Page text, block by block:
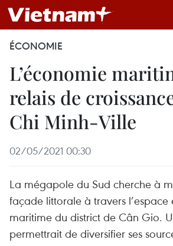
ÉCONOMIE
L’économie
relais de
Chi Minh-Ville
02/05/2021 00:30
La mégapole du Sud cherche à
façade littorale à travers
maritime du district de Cân Gio.
permettrait de diversifier ses